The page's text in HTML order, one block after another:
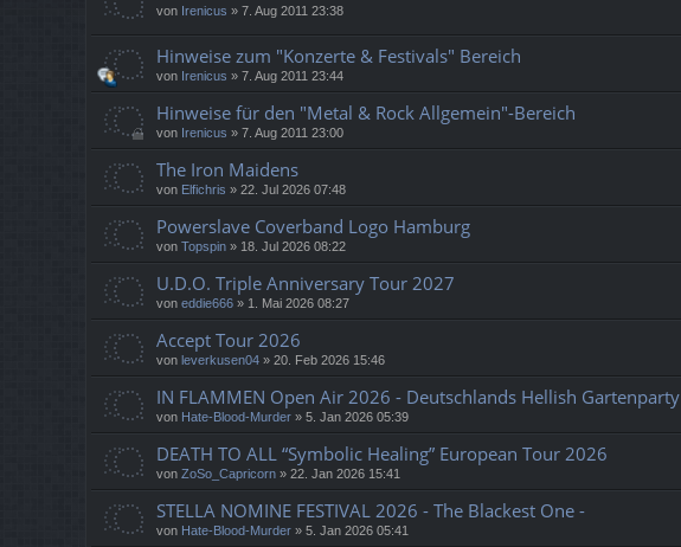
von Irenicus » 7. Aug 2011 23:38
Hinweise zum "Konzerte & Festivals" Bereich
von Irenicus » 7. Aug 2011 23:44
Hinweise für den "Metal & Rock Allgemein"-Bereich
von Irenicus » 7. Aug 2011 23:00
The Iron Maidens
von Elfichris » 22. Jul 2026 07:48
Powerslave Coverband Logo Hamburg
von Topspin » 18. Jul 2026 08:22
U.D.O. Triple Anniversary Tour 2027
von eddie666 » 1. Mai 2026 08:27
Accept Tour 2026
von leverkusen04 » 20. Feb 2026 15:46
IN FLAMMEN Open Air 2026 - Deutschlands Hellish Gartenparty
von Hate-Blood-Murder » 5. Jan 2026 05:39
DEATH TO ALL “Symbolic Healing” European Tour 2026
von ZoSo_Capricorn » 22. Jan 2026 15:41
STELLA NOMINE FESTIVAL 2026 - The Blackest One -
von Hate-Blood-Murder » 5. Jan 2026 05:41